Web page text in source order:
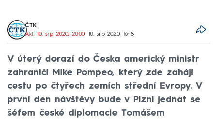
ČTK
Akt. 10. srp 2020, 20:00• 10. srp 2020, 16:18
V úterý dorazí do Česka americký ministr
zahraničí Mike Pompeo, který zde zahájí
cestu po čtyřech zemích střední Evropy. V
první den návštěvy bude v Plzni jednat se
šéfem české diplomacie Tomášem